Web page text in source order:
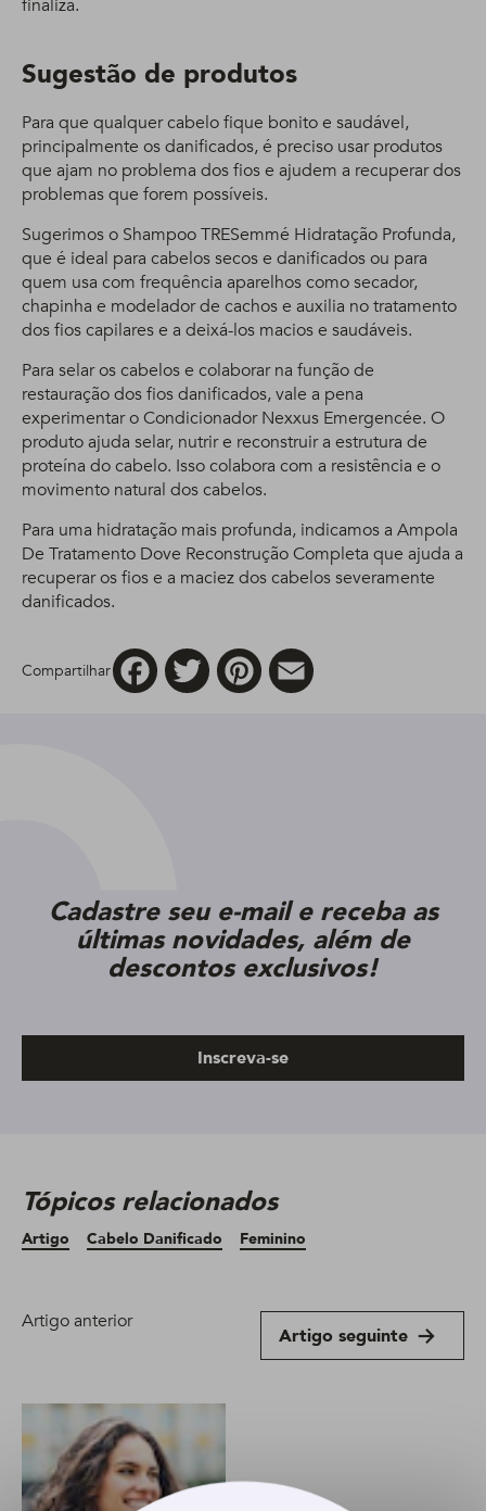
finaliza.
Sugestão de produtos
Para que qualquer cabelo fique bonito e saudável,
principalmente os danificados, é preciso usar produtos
que ajam no problema dos fios e ajudem a recuperar dos
problemas que forem possíveis.
Sugerimos o Shampoo TRESemmé Hidratação Profunda,
que é ideal para cabelos secos e danificados ou para
quem usa com frequência aparelhos como secador,
chapinha e modelador de cachos e auxilia no tratamento
dos fios capilares e a deixá-los macios e saudáveis.
Para selar os cabelos e colaborar na função de
restauração dos fios danificados, vale a pena
experimentar o Condicionador Nexxus Emergencée. O
produto ajuda selar, nutrir e reconstruir a estrutura de
proteína do cabelo. Isso colabora com a resistência e o
movimento natural dos cabelos.
Para uma hidratação mais profunda, indicamos a Ampola
De Tratamento Dove Reconstrução Completa que ajuda a
recuperar os fios e a maciez dos cabelos severamente
danificados.
Compartilhar
FacebookTwitter Pinterest
Cadastre seu e-mail e receba as
últimas novidades, além de
descontos exclusivos!
Inscreva-se
Tópicos relacionados
Artigo Cabelo Danificado Feminino
Artigo anterior
Artigo seguinte